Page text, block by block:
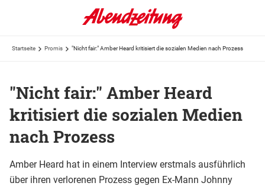
Startseite Promis "Nicht fair:" Amber Heard kritisiert die sozialen Medien nach Prozess
"Nicht fair:" Amber Heard
kritisiert die sozialen Medien
nach Prozess
Amber Heard hat in einem Interview erstmals ausführlich
über ihren verlorenen Prozess gegen Ex-Mann Johnny